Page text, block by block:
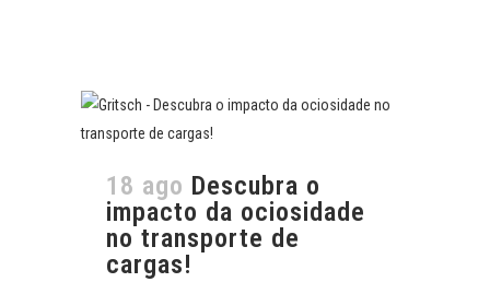
18 ago Descubra o
impacto da ociosidade
no transporte de
cargas!